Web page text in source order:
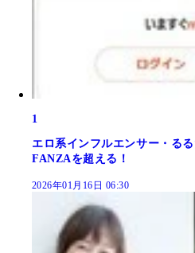
1
エロ系インフルエンサー・る
FANZAを超える！
2026年01月16日 06:30